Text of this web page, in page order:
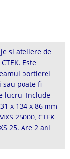
si ateliere de
Este
portierei
poate fi
lucru. Include
x 134 x 86 mm
25000, CTEK
25. Are 2 ani